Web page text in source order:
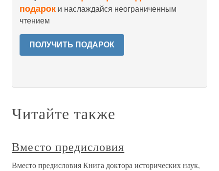
подарок и наслаждайся неограниченным
чтением
ПОЛУЧИТЬ ПОДАРОК
Читайте также
Вместо предисловия
Вместо предисловия Книга доктора исторических наук,